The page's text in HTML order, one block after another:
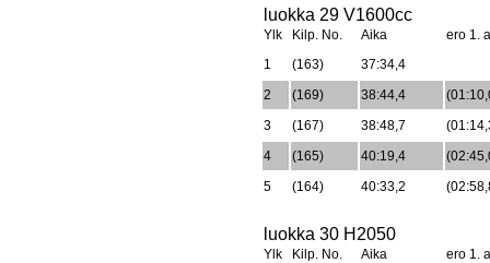
luokka 29 V1600cc
Ylk Kilp. No. Aika
ero 1.
1
(163)
37:34,4
2
(169) 38:44,4
3
(167) 38:48,7
4
(165) 40:19,4
5
(164) 40:33,2
luokka 30 H2050
Ylk Kilp. No. Aika
ero 1.